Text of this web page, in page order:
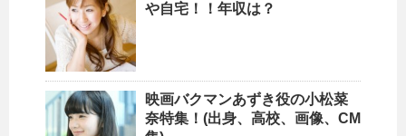
や自宅！！年収は？
映画バクマンあずき役の小松菜
奈特集！(出身、高校、画像、CM